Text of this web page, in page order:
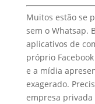
Muitos estão se
sem o Whatsap.
aplicativos de
próprio
e a mídia
exagerado.
empresa